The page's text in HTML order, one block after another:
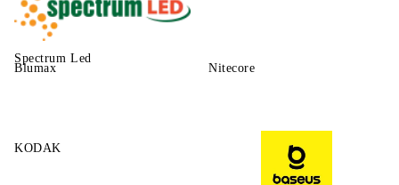
Spectrum Led
Blumax Nitecore
KODAK